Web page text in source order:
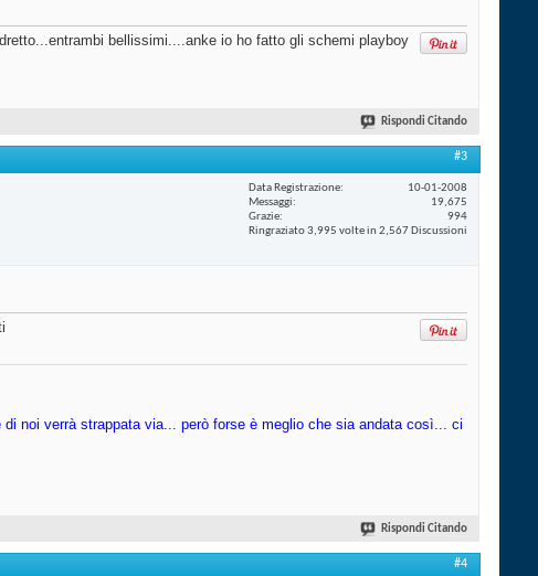
bellissimi....anke io ho fatto gli schemi playboy
Rispondi Citando
#3
Data Registrazione
10-01-2008
Messaggi
19,675
Grazie
994
Ringraziato 3,995 volte in 2,567 Discussioni
noi verrà strappata via... però forse è meglio che sia andata così... ci
Rispondi Citando
#4